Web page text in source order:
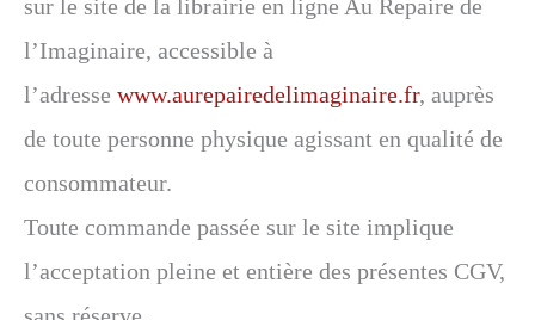
sur le site de la librairie en ligne Au Repaire de
l’Imaginaire, accessible à
l’adresse www.aurepairedelimaginaire.fr, auprès
de toute personne physique agissant en qualité de
consommateur.
Toute commande passée sur le site implique
l’acceptation pleine et entière des présentes CGV,
sans réserve.